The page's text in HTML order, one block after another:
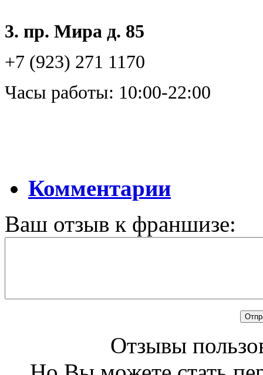
3. пр. Мира д. 85
+7 (923) 271 1170
Часы работы: 10:00-22:00
Комментарии
Ваш отзыв к франшизе:
Отзывы